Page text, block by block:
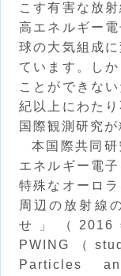
こす有害な放
高エネルギー
球の大気組成
ています。し
ことができな
紀以上にわた
国際観測研究
本国際共同
エネルギー電
特殊なオーロ
周辺の放射線
せ」（
PWING（
Particles